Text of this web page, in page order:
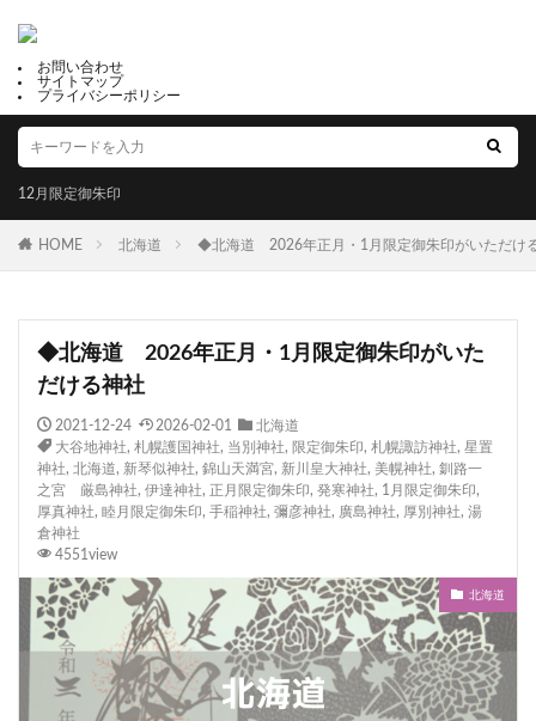
お問い合わせ
サイトマップ
プライバシーポリシー
12月限定御朱印
HOME 北海道 ◆北海道 2026年正月・1月限定御朱印がいただけ
◆北海道 2026年正月・1月限定御朱印がいた
だける神社
2021-12-24 2026-02-01
北海道
大谷地神社, 札幌護国神社, 当別神社, 限定御朱印, 札幌諏訪神社, 星置
神社, 北海道, 新琴似神社, 錦山天満宮, 新川皇大神社, 美幌神社, 釧路一
之宮 厳島神社, 伊達神社, 正月限定御朱印, 発寒神社, 1月限定御朱印,
厚真神社, 睦月限定御朱印, 手稲神社, 彌彦神社, 廣島神社, 厚別神社, 湯
倉神社
4551view
北海道